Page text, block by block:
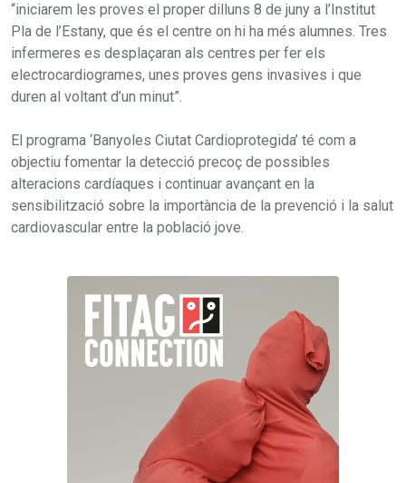
“iniciarem les proves el proper dilluns 8 de juny a l’Institut
Pla de l’Estany, que és el centre on hi ha més alumnes. Tres
infermeres es desplaçaran als centres per fer els
electrocardiogrames, unes proves gens invasives i que
duren al voltant d’un minut”.
El programa ‘Banyoles Ciutat Cardioprotegida’ té com a
objectiu fomentar la detecció precoç de possibles
alteracions cardíaques i continuar avançant en la
sensibilització sobre la importància de la prevenció i la salut
cardiovascular entre la població jove.